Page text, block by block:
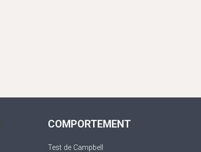
COMPORTEMENT
Test de Campbell